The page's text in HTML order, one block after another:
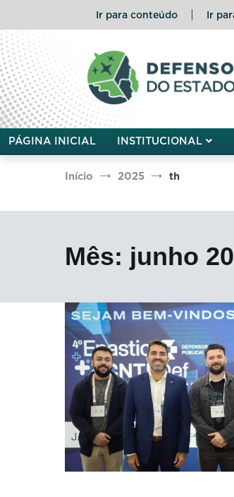
o
conteúdo
Ir para conteúdo Ir
Defensoria
PÁGINA INICIAL INSTITUCIONAL
Início 2025 th
Mês: junho